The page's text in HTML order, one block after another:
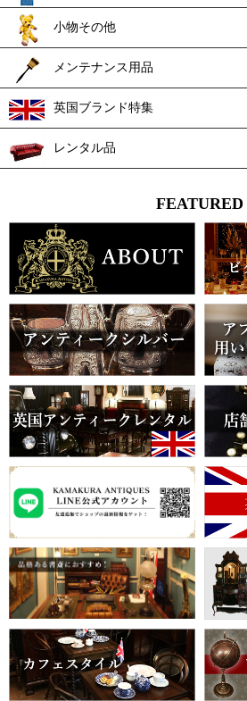
小物その他
メンテナンス用品
英国ブランド特集
レンタル品
FEATURED